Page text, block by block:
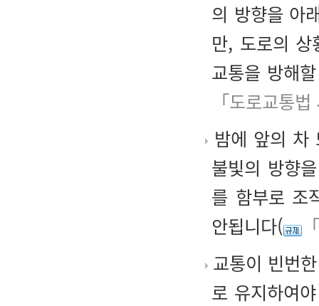
의 방향을 아
만, 도로의
교통을 방해
「도로교통
밤에 앞의 차
불빛의 방향
를 함부로 조
안됩니다(
교통이 빈번
로 유지하여